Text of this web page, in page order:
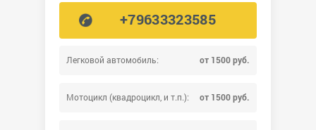
Легковой автомобиль: от 1500 руб.
Мотоцикл (квадроцикл, и т.п.): от 1500 руб.
+79633323585